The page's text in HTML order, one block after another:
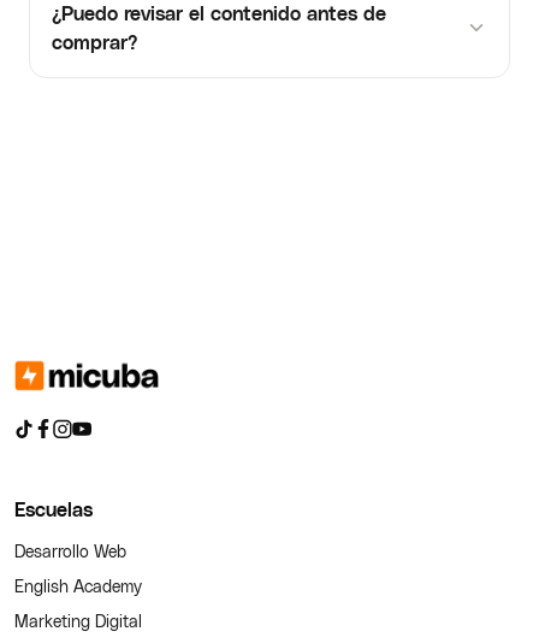
¿Puedo revisar el contenido antes de
comprar?
Escuelas
Desarrollo Web
English Academy
Marketing Digital